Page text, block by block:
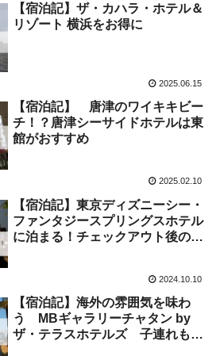
【宿泊記】ザ・カハラ・ホテル＆
リゾート 横浜をお得に
2025.06.15
【宿泊記】 唐津のワイキキビー
チ！？唐津シーサイドホテルは東
館がおすすめ
2025.02.10
【宿泊記】東京ディズニーシー・
ファンタジースプリングスホテル
に泊まる！チェックアウト後のゲ
2024.10.10
【宿泊記】海外の雰囲気を味わ
う MBギャラリーチャタン by
ザ・テラスホテルズ 子連れも